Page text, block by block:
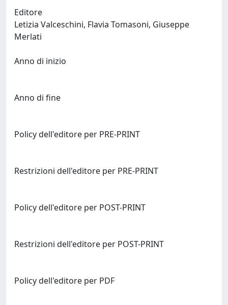
Editore
Letizia Valceschini, Flavia Tomasoni, Giuseppe
Anno di inizio
Anno di fine
Policy dell'editore per PRE-PRINT
Restrizioni dell'editore per PRE-PRINT
Policy dell'editore per POST-PRINT
Restrizioni dell'editore per POST-PRINT
Policy dell'editore per PDF